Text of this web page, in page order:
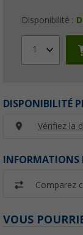
Disponibilité :
1
DISPONIBILITÉ
Vérifiez la
INFORMATIONS
Comparez
VOUS